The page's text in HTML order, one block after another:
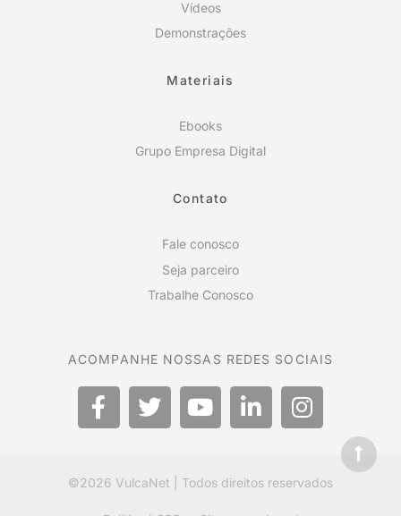
Vídeos
Demonstrações
Materiais
Ebooks
Grupo Empresa Digital
Contato
Fale conosco
Seja parceiro
Trabalhe Conosco
ACOMPANHE NOSSAS REDES SOCIAIS
©2026 VulcaNet | Todos direitos reservados